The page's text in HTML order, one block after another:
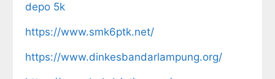
depo 5k
https://www.smk6ptk.net/
https://www.dinkesbandarlampung.org/